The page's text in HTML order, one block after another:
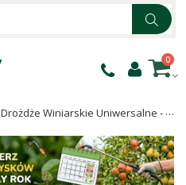
0
Drożdże Winiarskie Uniwersalne - 20ml